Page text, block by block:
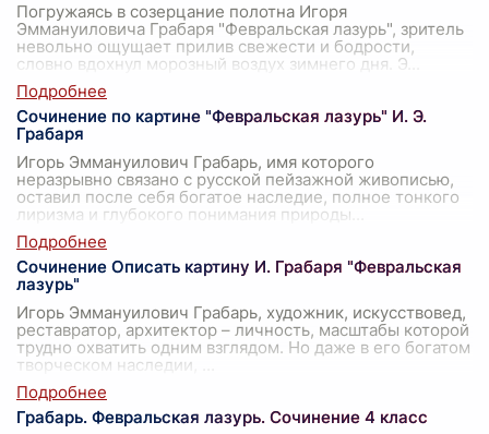
Погружаясь в созерцание полотна Игоря
Эммануиловича Грабаря "Февральская лазурь", зритель
невольно ощущает прилив свежести и бодрости,
словно вдохнул морозный воздух зимнего дня. Э
Сочинение по картине "Февральская лазурь" И. Э.
Грабаря
Игорь Эммануилович Грабарь, имя которого
неразрывно связано с русской пейзажной живописью,
оставил после себя богатое наследие, полное тонкого
лиризма и глубокого понимания природы
Сочинение Описать картину И. Грабаря "Февральская
лазурь"
Игорь Эммануилович Грабарь, художник, искусствовед,
реставратор, архитектор – личность, масштабы которой
трудно охватить одним взглядом. Но даже в его богатом
творческом наследии,
Грабарь. Февральская лазурь. Сочинение 4 класс